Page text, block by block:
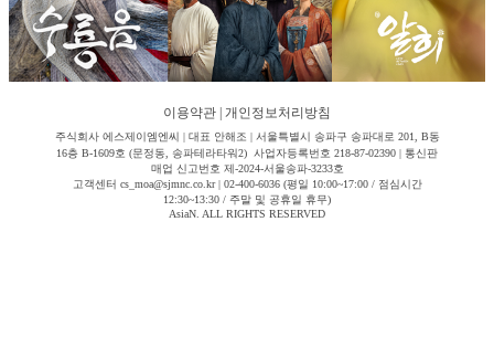
이용약관 개인정보처리방침
주식회사 에스제이엠엔씨 | 대표 안해조 | 서울특별시 송파구 송파대로 201, B동
16층 B-1609호 (문정동, 송파테라타워2) 사업자등록번호 218-87-02390 | 통신판
매업 신고번호 제-2024-서울송파-3233호
고객센터 cs_moa@sjmnc.co.kr | 02-400-6036 (평일 10:00~17:00 / 점심시간
12:30~13:30 / 주말 및 공휴일 휴무)
AsiaN. ALL RIGHTS RESERVED